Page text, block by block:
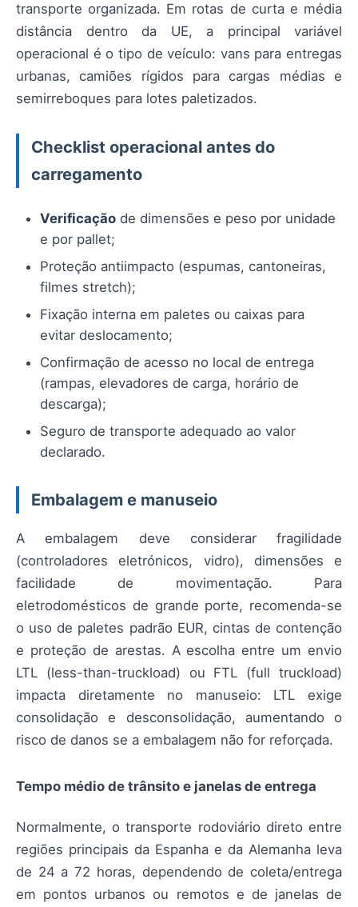
transporte organizada. Em rotas de curta e média
distância dentro da UE, a principal variável
operacional é o tipo de veículo: vans para entregas
urbanas, camiões rígidos para cargas médias e
semirreboques para lotes paletizados.
Checklist operacional antes do
carregamento
Verificação de dimensões e peso por unidade
e por pallet;
Proteção antiimpacto (espumas, cantoneiras,
filmes stretch);
Fixação interna em paletes ou caixas para
evitar deslocamento;
Confirmação de acesso no local de entrega
(rampas, elevadores de carga, horário de
descarga);
Seguro de transporte adequado ao valor
declarado.
Embalagem e manuseio
A embalagem deve considerar fragilidade
(controladores eletrónicos, vidro), dimensões e
facilidade de movimentação. Para
eletrodomésticos de grande porte, recomenda-se
o uso de paletes padrão EUR, cintas de contenção
e proteção de arestas. A escolha entre um envio
LTL (less-than-truckload) ou FTL (full truckload)
impacta diretamente no manuseio: LTL exige
consolidação e desconsolidação, aumentando o
risco de danos se a embalagem não for reforçada.
Tempo médio de trânsito e janelas de entrega
Normalmente, o transporte rodoviário direto entre
regiões principais da Espanha e da Alemanha leva
de 24 a 72 horas, dependendo de coleta/entrega
em pontos urbanos ou remotos e de janelas de